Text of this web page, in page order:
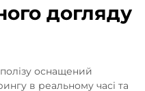
догляду
оснащений
в реальному часі та